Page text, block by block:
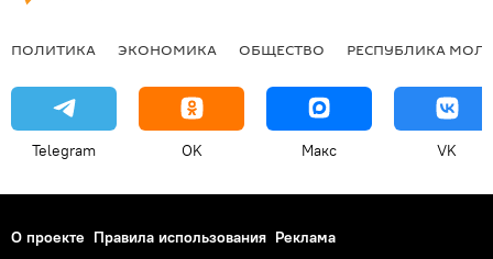
ПОЛИТИКА ЭКОНОМИКА ОБЩЕСТВО РЕСПУБЛИКА
Telegram OK Макс VK
О проекте Правила использования Реклама